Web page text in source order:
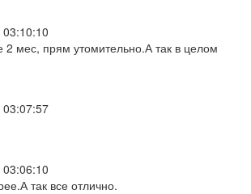
мес, прям утомительно.А так в целом
так все отлично.